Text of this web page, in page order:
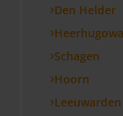
Den Helder
Schagen
Hoorn
Leeuwarden